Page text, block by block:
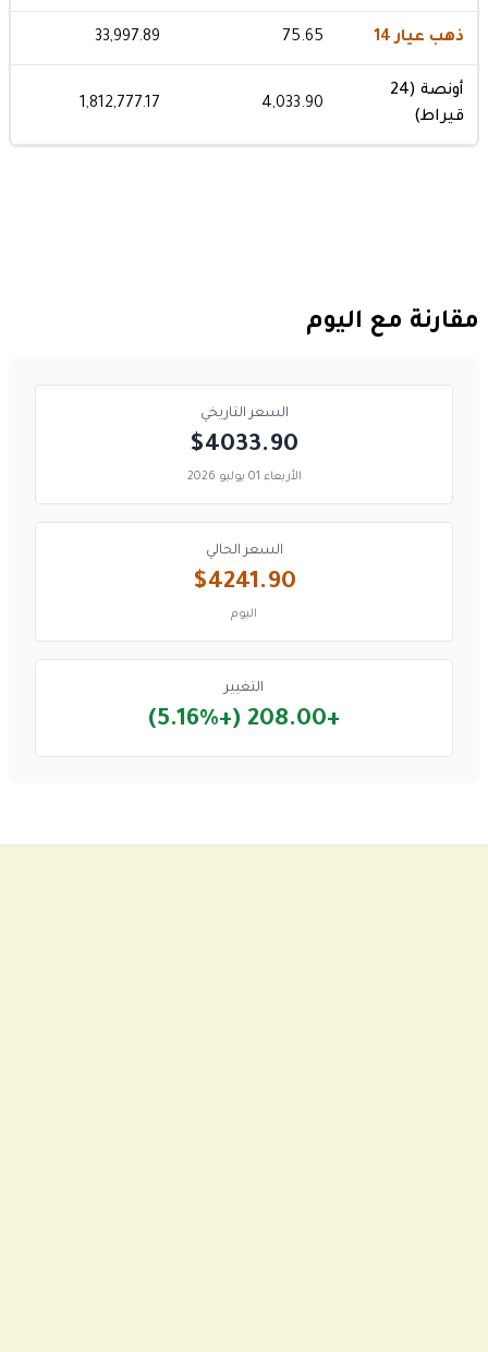
ذهب عيار 14 75.65
33,997.89
أونصة (24
قيراط)
4,033.90
1,812,777.17
مقارنة مع اليوم
السعر التاريخي
$4033.90
الأربعاء 01 يوليو 2026
السعر الحالي
$4241.90
اليوم
التغيير
+208.00 (+5.16%)